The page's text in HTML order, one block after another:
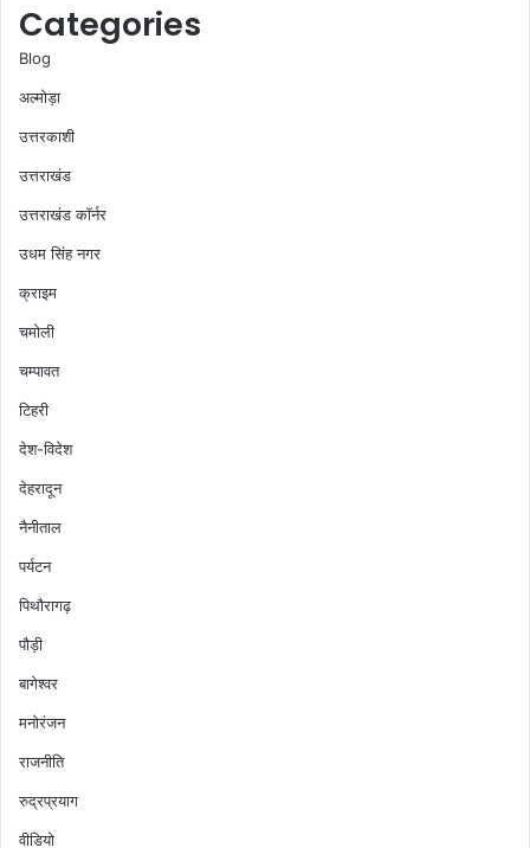
Categories
Blog
अल्मोड़ा
उत्तरकाशी
उत्तराखंड
उत्तराखंड कॉर्नर
उधम सिंह नगर
क्राइम
चमोली
चम्पावत
टिहरी
देश-विदेश
देहरादून
नैनीताल
पर्यटन
पिथौरागढ़
पौड़ी
बागेश्वर
मनोरंजन
राजनीति
रुद्रप्रयाग
वीडियो